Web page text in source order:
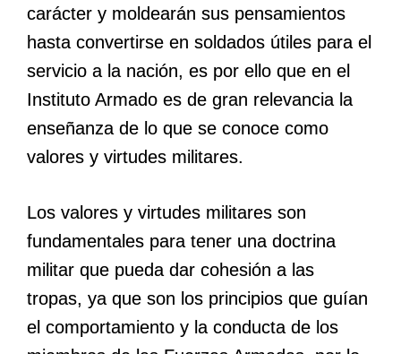
carácter y moldearán sus pensamientos
hasta convertirse en soldados útiles para el
servicio a la nación, es por ello que en el
Instituto Armado es de gran relevancia la
enseñanza de lo que se conoce como
valores y virtudes militares.
Los valores y virtudes militares son
fundamentales para tener una doctrina
militar que pueda dar cohesión a las
tropas, ya que son los principios que guían
el comportamiento y la conducta de los